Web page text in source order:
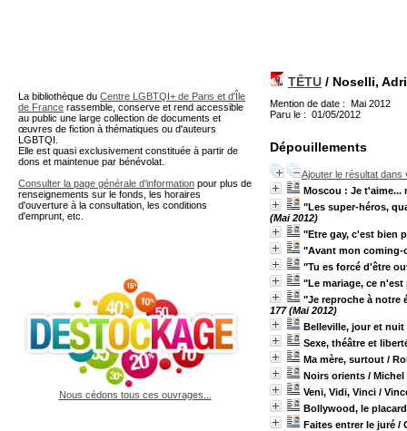
TÊTU / Noselli,
Mention de date : Mai 2012
Paru le : 01/05/2012
Dépouillements
Ajouter le résultat dans
Moscou : Je t'aime...
"Les super-héros,
(Mai 2012)
"Etre gay, c'est bien
"Avant mon coming-
"Tu es forcé d'être
"Le mariage, ce
"Je reproche à notre
177 (Mai 2012)
Belleville, jour et nuit
Sexe, théâtre et
Ma mère, surtout /
Noirs orients /
Veni, Vidi, Vinci /
Bollywood, le
Faites entrer le juré /
La bibliothèque du Centre LGBTQI+ de Paris et d'Île
de France rassemble, conserve et rend accessible
au public une large collection de documents et
œuvres de fiction à thématiques ou d'auteurs
LGBTQI.
Elle est quasi exclusivement constituée à partir de
dons et maintenue par bénévolat.
Consulter la page générale d'information pour plus de
renseignements sur le fonds, les horaires
d'ouverture à la consultation, les conditions
d'emprunt, etc.
Nous cédons tous ces ouvrages...